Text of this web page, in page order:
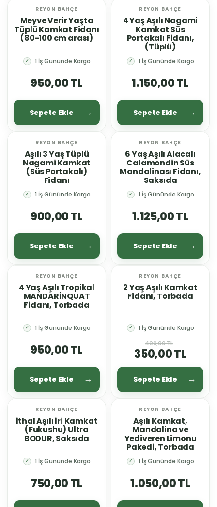
REYON BAHÇE
Meyve Verir Yaşta
Tüplü Kamkat Fidanı
(80-100 cm arası)
✓ 1 İş Gününde Kargo
950,00 TL
Sepete Ekle
REYON BAHÇE
4 Yaş Aşılı Nagami
Kamkat Süs
Portakalı Fidanı,
(Tüplü)
✓ 1 İş Gününde Kargo
1.150,00 TL
Sepete Ekle
REYON BAHÇE
Aşılı 3 Yaş Tüplü
Nagami Kamkat
(Süs Portakalı)
Fidanı
✓ 1 İş Gününde Kargo
900,00 TL
Sepete Ekle
REYON BAHÇE
6 Yaş Aşılı Alacalı
Calamondin Süs
Mandalinası Fidanı,
Saksıda
✓ 1 İş Gününde Kargo
1.125,00 TL
Sepete Ekle
REYON BAHÇE
4 Yaş Aşılı Tropikal
MANDARİNQUAT
Fidanı, Torbada
✓ 1 İş Gününde Kargo
950,00 TL
Sepete Ekle
%12 İNDİRİM
REYON BAHÇE
2 Yaş Aşılı Kamkat
Fidanı, Torbada
✓
1 İş Gününde Kargo
400,00 TL
350,00 TL
Sepete Ekle
REYON BAHÇE
İthal Aşılı İri Kamkat
(Fukushu) Ultra
BODUR, Saksıda
✓ 1 İş Gününde Kargo
750,00 TL
REYON BAHÇE
Aşılı Kamkat,
Mandalina ve
Yediveren Limonu
Pakedi, Torbada
✓ 1 İş Gününde Kargo
1.050,00 TL